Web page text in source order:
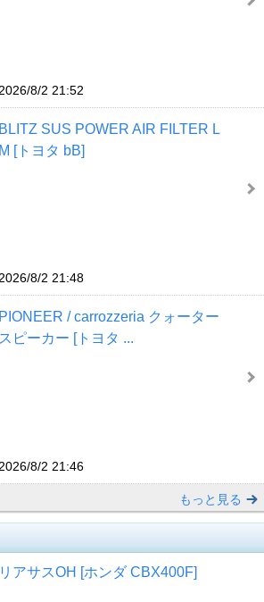
2026/8/2 21:52
BLITZ SUS POWER AIR FILTER L
M [トヨタ bB]
8/2 21:48
PIONEER / carrozzeria クォーター
スピーカー [トヨタ ...
8/2 21:46
もっと見る
リアサスOH [ホンダ CBX400F]